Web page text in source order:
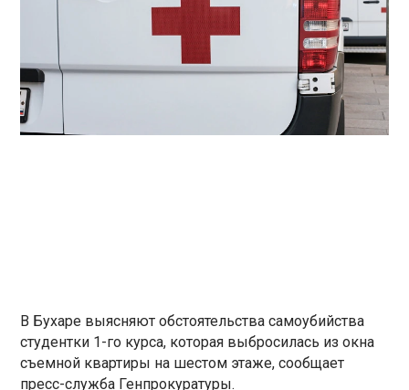
В Бухаре выясняют обстоятельства самоубийства
студентки 1-го курса, которая выбросилась из окна
съемной квартиры на шестом этаже, сообщает
пресс-служба Генпрокуратуры.